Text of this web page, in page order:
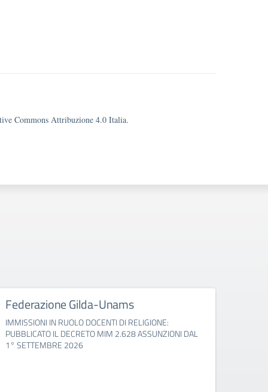
Commons Attribuzione 4.0 Italia.
Federazione Gilda-Unams
IMMISSIONI IN RUOLO DOCENTI DI RELIGIONE:
PUBBLICATO IL DECRETO MIM 2.628 ASSUNZIONI DAL
1° SETTEMBRE 2026